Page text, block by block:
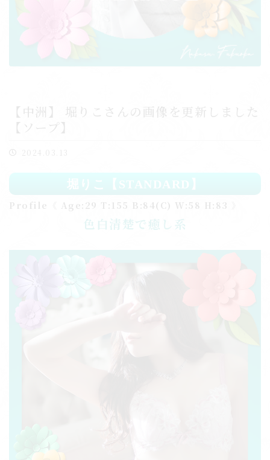
【中洲】 堀りこさんの画像を更新しました
【ソープ】
2024.03.13
堀りこ【STANDARD】
Profile《 Age:29 T:155 B:84(C) W:58 H:83 》
色白清楚で癒し系